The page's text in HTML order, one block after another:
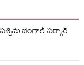
బెంగాల్ సర్కార్